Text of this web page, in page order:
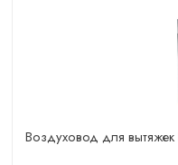
Воздуховод для